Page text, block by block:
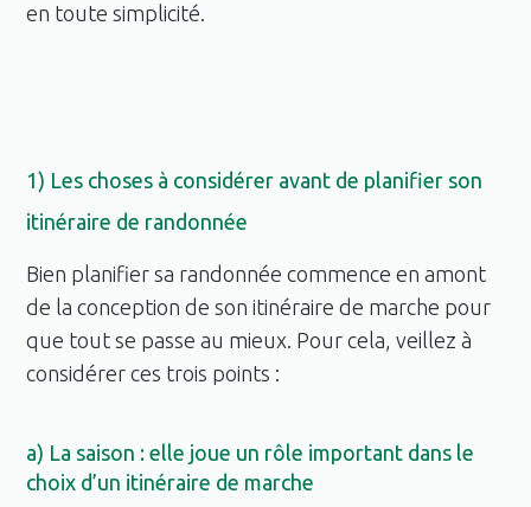
en toute simplicité.
1) Les choses à considérer avant de planifier son
itinéraire de randonnée
Bien planifier sa randonnée commence en amont
de la conception de son itinéraire de marche pour
que tout se passe au mieux. Pour cela, veillez à
considérer ces trois points :
a) La saison : elle joue un rôle important dans le
choix d’un itinéraire de marche